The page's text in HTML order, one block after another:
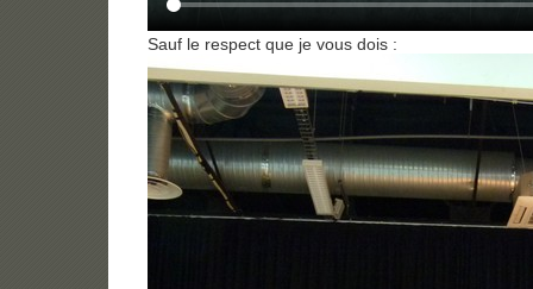
Sauf le respect que je vous dois :